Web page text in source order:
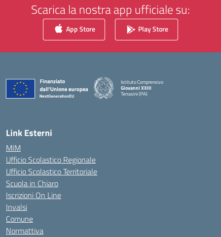
Scarica la nostra app ufficiale su:
App Store Play Store
Istituto Comprensivo
Giovanni XXIII
Terrasini (PA)
Link Esterni
MIM
Ufficio Scolastico Regionale
Ufficio Scolastico Territoriale
Scuola in Chiaro
Iscrizioni On Line
Invalsi
Comune
Normattiva